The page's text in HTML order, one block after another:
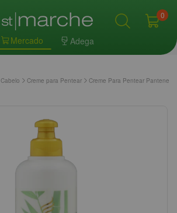
Mercado Adega
0
Cabelo Creme para Pentear Creme Para Pentear Pantene